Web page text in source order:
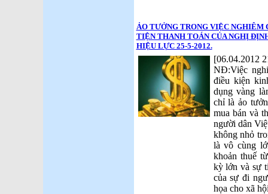
ẢO TƯỞNG TRONG VIỆC NGHIÊM
TIỆN THANH TOÁN CỦA NGHỊ
HIỆU LỰC 25-5-2012.
[06.04.2012
NĐ:Việc
điều kiện
dụng vàng
chỉ là ảo
mua bán và
người dân
không nhỏ
là vô cùng
khoản thuế
kỳ lớn và sự
của sự đi
họa cho xã